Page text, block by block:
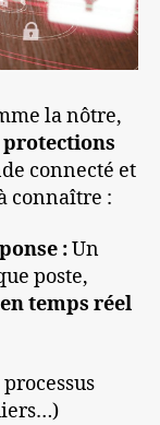
la nôtre,
protections
connecté et
connaître :
:Un
poste,
temps réel